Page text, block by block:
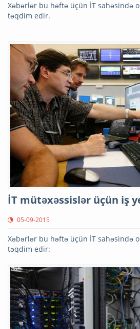
Xəbərlər bu həftə üçün İT sahəsində
təqdim edir.
İT mütəxəssislər üçün iş
05-09-2015
Xəbərlər bu həftə üçün İT sahəsində
təqdim edir: